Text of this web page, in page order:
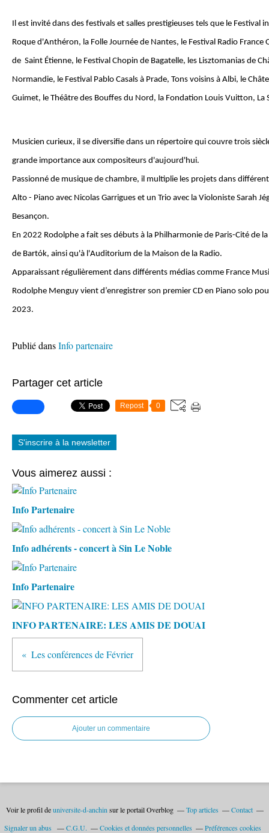
Il est invité dans des festivals et salles prestigieuses tels que le Festival
Roque d'Anthéron, la Folle Journée de Nantes, le Festival Radio France
de Saint Étienne, le Festival Chopin de Bagatelle, les Lisztomanias de
Normandie, le Festival Pablo Casals à Prade, Tons voisins à Albi, le
Guimet, le Théâtre des Bouffes du Nord, la Fondation Louis
Musicien curieux, il se diversifie dans un répertoire qui couvre trois
grande importance aux compositeurs d'aujourd'hui.
Passionné de musique de chambre, il multiplie les projets dans
Alto - Piano avec Nicolas Garrigues et un Trio avec la Violoniste Sarah
Besançon.
En 2022 Rodolphe a fait ses débuts à la Philharmonie de Paris-Cité de
de Bartók, ainsi qu'à l'Auditorium de la Maison de la Radio.
Apparaissant régulièrement dans différents médias comme France
Rodolphe Menguy vient d’enregistrer son premier CD en Piano solo
2023.
Publié dansInfo partenaire
Partager cet article
Repost 0
S'inscrire à la newsletter
Vous aimerez aussi :
Info Partenaire
Info adhérents - concert à Sin Le Noble
Info Partenaire
INFO PARTENAIRE: LES AMIS DE DOUAI
Les conférences de Février
Commenter cet article
Ajouter un commentaire
Voir le profil deuniversite-d-anchin sur le portail Overblog Top articles
Contact
Signaler un abus
C.G.U. Cookies et données personnelles Préférences cookies